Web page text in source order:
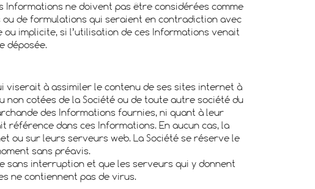
ne doivent pas être considérées comme
ou de formulations qui seraient en contradiction avec
implicite, si l’utilisation de ces Informations venait
déposée.
viserait à assimiler le contenu de ses sites internet à
cotées de la Société ou de toute autre société du
des Informations fournies, ni quant à leur
référence dans ces Informations. En aucun cas, la
ou sur leurs serveurs web. La Société se réserve le
sans préavis.
sans interruption et que les serveurs qui y donnent
ne contiennent pas de virus.